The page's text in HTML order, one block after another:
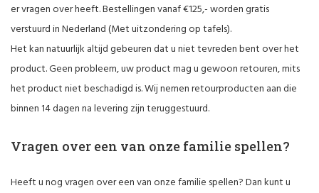
er vragen over heeft. Bestellingen vanaf €125,- worden gratis
verstuurd in Nederland (Met uitzondering op tafels).
Het kan natuurlijk altijd gebeuren dat u niet tevreden bent over het
product. Geen probleem, uw product mag u gewoon retouren, mits
het product niet beschadigd is. Wij nemen retourproducten aan die
binnen 14 dagen na levering zijn teruggestuurd.
Vragen over een van onze familie spellen?
Heeft u nog vragen over een van onze familie spellen? Dan kunt u